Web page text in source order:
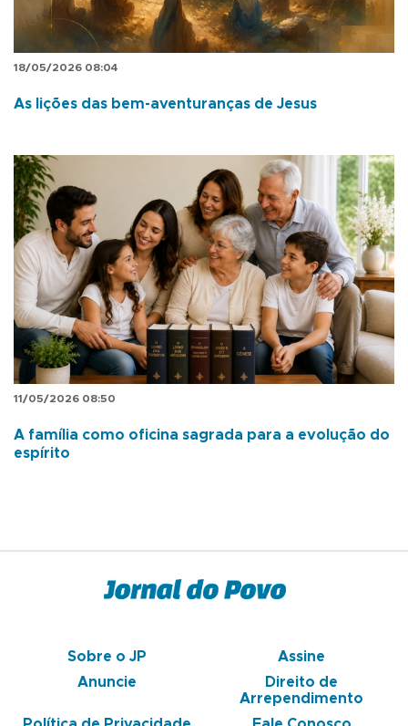
18/05/2026 08:04
As lições das bem-aventuranças de Jesus
11/05/2026 08:50
A família como oficina sagrada para a evolução do
espírito
Sobre o JP
Assine
Anuncie
Direito de
Arrependimento